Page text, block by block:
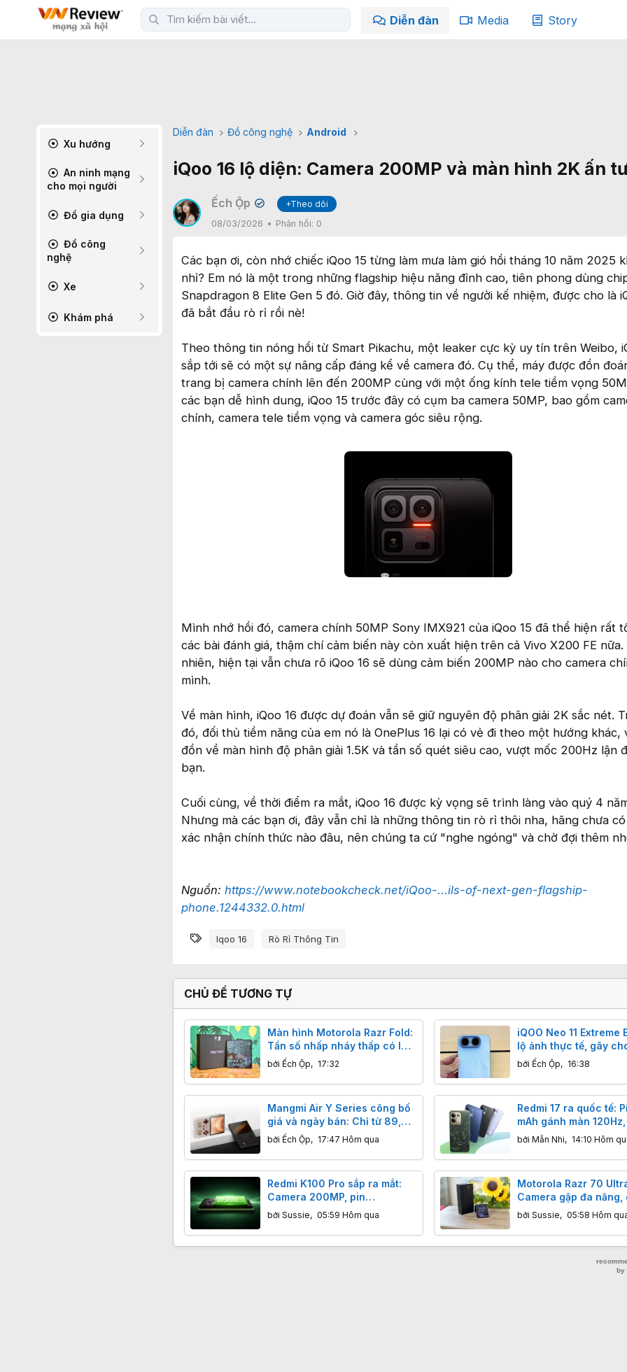
Diễn đàn Media Story
Xu hướng
An ninh mạng
cho mọi người
Đồ gia dụng
Đồ công
nghệ
Xe
Khám phá
Diễn đàn Đồ công nghệ Android
iQoo 16 lộ diện: Camera 200MP và màn hình 2K ấn
Ếch Ộp ✔
+Theo dõi
08/03/2026
Phản hồi: 0
Các bạn ơi, còn nhớ chiếc iQoo 15 từng làm mưa làm gió hồi tháng 10 năm 2025
nhỉ? Em nó là một trong những flagship hiệu năng đỉnh cao, tiên phong dùng
Snapdragon 8 Elite Gen 5 đó. Giờ đây, thông tin về người kế nhiệm, được cho là
đã bắt đầu rò rỉ rồi nè!
Theo thông tin nóng hổi từ Smart Pikachu, một leaker cực kỳ uy tín trên Weibo,
sắp tới sẽ có một sự nâng cấp đáng kể về camera đó. Cụ thể, máy được đồn
trang bị camera chính lên đến 200MP cùng với một ống kính tele tiềm vọng
các bạn dễ hình dung, iQoo 15 trước đây có cụm ba camera 50MP, bao gồm
chính, camera tele tiềm vọng và camera góc siêu rộng.
Mình nhớ hồi đó, camera chính 50MP Sony IMX921 của iQoo 15 đã thể hiện rất
các bài đánh giá, thậm chí cảm biến này còn xuất hiện trên cả Vivo X200 FE nữa.
nhiên, hiện tại vẫn chưa rõ iQoo 16 sẽ dùng cảm biến 200MP nào cho camera
mình.
Về màn hình, iQoo 16 được dự đoán vẫn sẽ giữ nguyên độ phân giải 2K sắc nét.
đó, đối thủ tiềm năng của em nó là OnePlus 16 lại có vẻ đi theo một hướng khác,
đồn về màn hình độ phân giải 1.5K và tần số quét siêu cao, vượt mốc 200Hz lận
bạn.
Cuối cùng, về thời điểm ra mắt, iQoo 16 được kỳ vọng sẽ trình làng vào quý 4
Nhưng mà các bạn ơi, đây vẫn chỉ là những thông tin rò rỉ thôi nha, hãng chưa
xác nhận chính thức nào đâu, nên chúng ta cứ "nghe ngóng" và chờ đợi thêm
Nguồn: https://www.notebookcheck.net/iQoo-...ils-of-next-gen-flagship-
phone.1244332.0.html
Từ khóa
Iqoo 16 Rò Rỉ Thông Tin
CHỦ ĐỀ TƯƠNG TỰ
Màn hình Motorola Razr Fold:
Tần số nhấp nháy thấp có làm
đôi mắt bạn mỏi mệt?
bởi Ếch Ộp, 17:32
iQOO Neo 11 Extreme
lộ ảnh thực tế, gây
pin 9.000 mAh
bởi Ếch Ộp, 16:38
Mangmi Air Y Series công bố
giá và ngày bán: Chỉ từ 89,99
USD, cấu hình vượt trội đối
bởi Ếch Ộp, 17:47 Hôm qua
Redmi 17 ra quốc tế:
mAh gánh màn
cấu hình lại "quay xe"
eMMC và màn HD+
bởi Mẫn Nhi, 14:10 Hôm
Redmi K100 Pro sắp ra mắt:
Camera 200MP, pin
8580mAh, sạc siêu tốc 100W
bởi Sussie, 05:59 Hôm qua
Motorola Razr 70
Camera gập đa năng,
lượng ảnh có như kỳ
bởi Sussie, 05:58 Hôm